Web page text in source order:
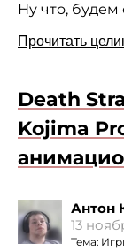
Ну что, будем
Прочитать
Death
Kojima
Антон
13
Тема: